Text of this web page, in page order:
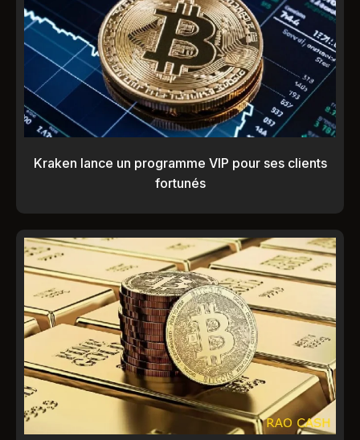
Kraken lance un programme VIP pour ses clients
fortunés